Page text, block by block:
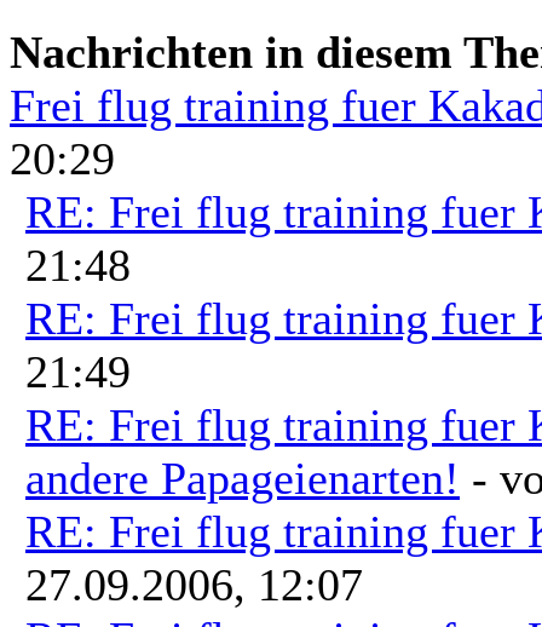
Nachrichten in diesem
Frei flug training fuer
20:29
RE: Frei flug training fuer
21:48
RE: Frei flug training fuer
21:49
RE: Frei flug training fuer
andere Papageienarten! -
RE: Frei flug training fuer
27.09.2006, 12:07